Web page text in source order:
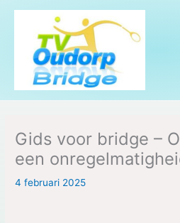
Ga
inhoud
Gids voor bridge –
een
4 februari 2025